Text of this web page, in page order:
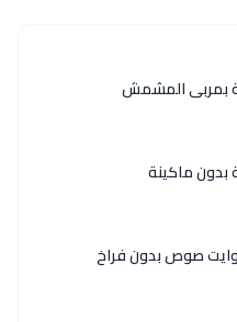
بمربى المشمش
بدون ماكينة
صوص بدون فراخ